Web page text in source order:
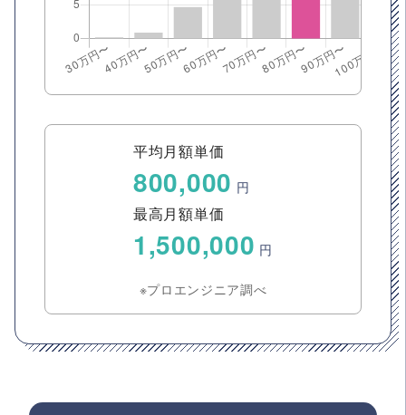
平均月額単価
800,000 円
最高月額単価
1,500,000 円
※プロエンジニア調べ